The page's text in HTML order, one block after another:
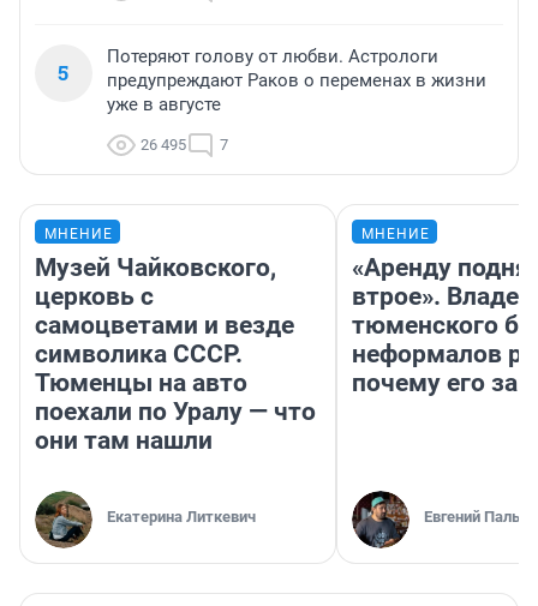
5
Потеряют голову от любви. Астрологи
предупреждают Раков о переменах в жизни
уже в августе
26 495 7
МНЕНИЕ
Музей Чайковского,
церковь с
самоцветами и везде
символика СССР.
Тюменцы на авто
поехали по Уралу — что
они там нашли
Екатерина Литкевич
МНЕНИЕ
«Аренду
втрое».
тюменского
неформалов
почему его
Евгений